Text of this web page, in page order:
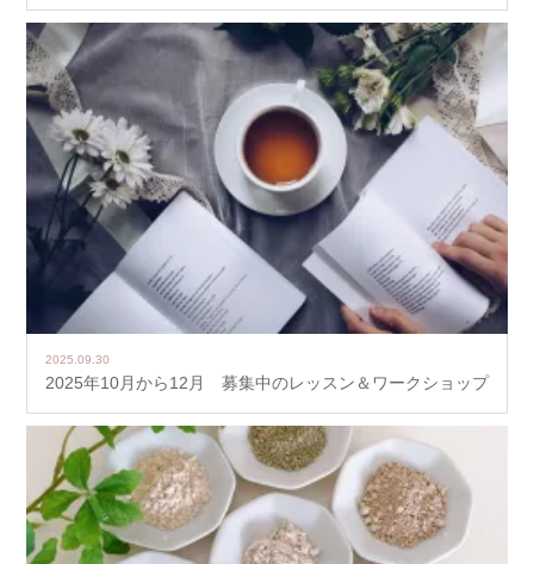
2025.09.30
2025年10月から12月 募集中のレッスン＆ワークショップ